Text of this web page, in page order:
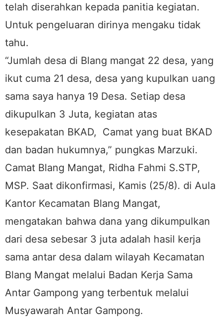
telah diserahkan kepada panitia kegiatan.
Untuk pengeluaran dirinya mengaku tidak
tahu.
“Jumlah desa di Blang mangat 22 desa, yang
ikut cuma 21 desa, desa yang kupulkan uang
sama saya hanya 19 Desa. Setiap desa
dikupulkan 3 Juta, kegiatan atas
kesepakatan BKAD, Camat yang buat BKAD
dan badan hukumnya,” pungkas Marzuki.
Camat Blang Mangat, Ridha Fahmi S.STP,
MSP. Saat dikonfirmasi, Kamis (25/8). di Aula
Kantor Kecamatan Blang Mangat,
mengatakan bahwa dana yang dikumpulkan
dari desa sebesar 3 juta adalah hasil kerja
sama antar desa dalam wilayah Kecamatan
Blang Mangat melalui Badan Kerja Sama
Antar Gampong yang terbentuk melalui
Musyawarah Antar Gampong.